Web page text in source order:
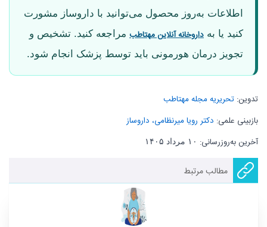
اطلاعات به‌روز محصول می‌توانید با داروساز مشورت
کنید یا به داروخانه آنلاین مهتاطب مراجعه کنید. تشخیص و
تجویز درمان هورمونی باید توسط پزشک انجام شود.
تدوین: تحریریه مجله مهتاطب
بازبینی علمی: دکتر رویا میرنظامی، داروساز
آخرین به‌روزرسانی:
مطالب مرتبط